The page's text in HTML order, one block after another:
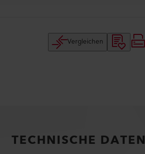
Vergleichen
TECHNISCHE DATEN